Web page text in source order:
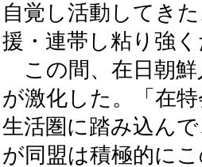
自覚し活動してき
援・連帯し粘り強
この間、在日朝鮮
が激化した。「在
生活圏に踏み込ん
が同盟は積極的に